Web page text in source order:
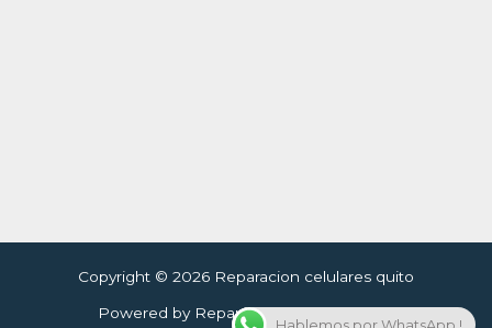
Copyright © 2026 Reparacion celulares quito
Powered by Reparacion celulares quito